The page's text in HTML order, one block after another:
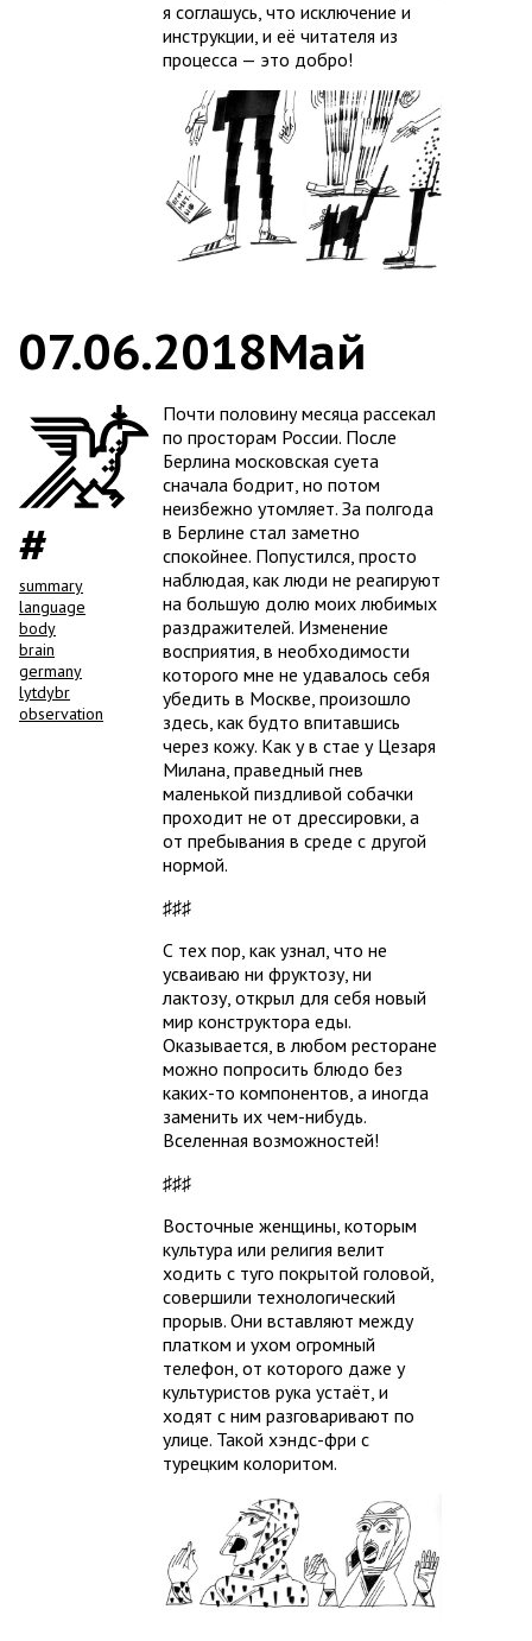
я соглашусь, что исключение и
инструкции, и её читателя из
процесса — это добро!
summary
language
body
brain
germany
lytdybr
observation
07.06.2018Май
Почти половину месяца рассекал
по просторам России. После
Берлина московская суета
сначала бодрит, но потом
неизбежно утомляет. За полгода
в Берлине стал заметно
спокойнее. Попустился, просто
наблюдая, как люди не реагируют
на большую долю моих любимых
раздражителей. Изменение
восприятия, в необходимости
которого мне не удавалось себя
убедить в Москве, произошло
здесь, как будто впитавшись
через кожу. Как у в стае у Цезаря
Милана, праведный гнев
маленькой пиздливой собачки
проходит не от дрессировки, а
от пребывания в среде с другой
нормой.
♯♯♯
С тех пор, как узнал, что не
усваиваю ни фруктозу, ни
лактозу, открыл для себя новый
мир конструктора еды.
Оказывается, в любом ресторане
можно попросить блюдо без
каких-то компонентов, а иногда
заменить их чем-нибудь.
Вселенная возможностей!
♯♯♯
Восточные женщины, которым
культура или религия велит
ходить с туго покрытой головой,
совершили технологический
прорыв. Они вставляют между
платком и ухом огромный
телефон, от которого даже у
культуристов рука устаёт, и
ходят с ним разговаривают по
улице. Такой хэндс-фри с
турецким колоритом.